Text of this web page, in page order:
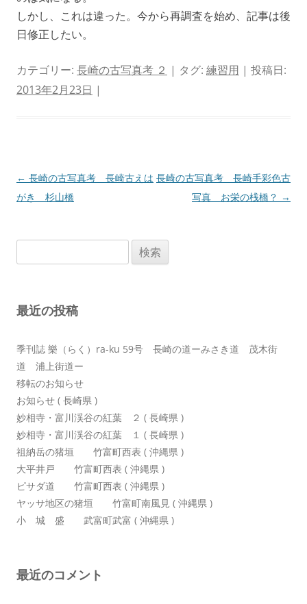
しかし、これは違った。今から再調査を始め、記事は後
日修正したい。
カテゴリー: 長崎の古写真考 ２ | タグ: 練習用 | 投稿日:
2013年2月23日 |
投
稿
ョ
← 長崎の古写真考 長崎古えは
がき 杉山橋
長崎の古写真考 長崎手彩色古
写真 お栄の桟橋？ →
索:
最近の投稿
季刊誌 樂（らく）ra-ku 59号 長崎の道ーみさき道 茂木街
道 浦上街道ー
移転のお知らせ
お知らせ ( 長崎県 )
妙相寺・富川渓谷の紅葉 ２ ( 長崎県 )
妙相寺・富川渓谷の紅葉 １ ( 長崎県 )
祖納岳の猪垣 竹富町西表 ( 沖縄県 )
大平井戸 竹富町西表 ( 沖縄県 )
ピサダ道 竹富町西表 ( 沖縄県 )
ヤッサ地区の猪垣 竹富町南風見 ( 沖縄県 )
小 城 盛 武富町武富 ( 沖縄県 )
最近のコメント